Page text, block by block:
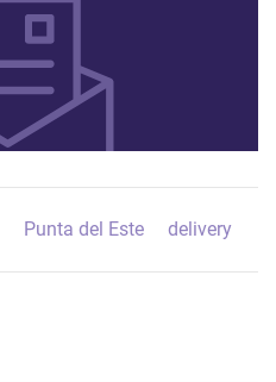
Punta del Este delivery